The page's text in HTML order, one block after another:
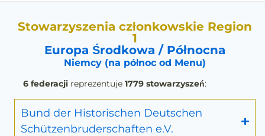
Stowarzyszenia członkowskie Region
1
Europa Środkowa / Północna
Niemcy (na północ od Menu)
6 federacji reprezentuje1779 stowarzyszeń:
Bund der Historischen Deutschen
Schützenbruderschaften e.V.